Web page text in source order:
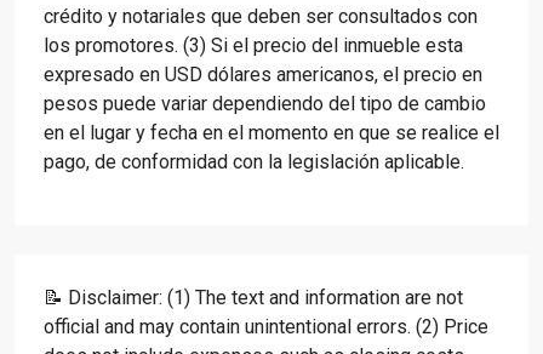
crédito y notariales que deben ser consultados con
los promotores. (3) Si el precio del inmueble esta
expresado en USD dólares americanos, el precio en
pesos puede variar dependiendo del tipo de cambio
en el lugar y fecha en el momento en que se realice el
pago, de conformidad con la legislación aplicable.
📝 Disclaimer: (1) The text and information are not
official and may contain unintentional errors. (2) Price